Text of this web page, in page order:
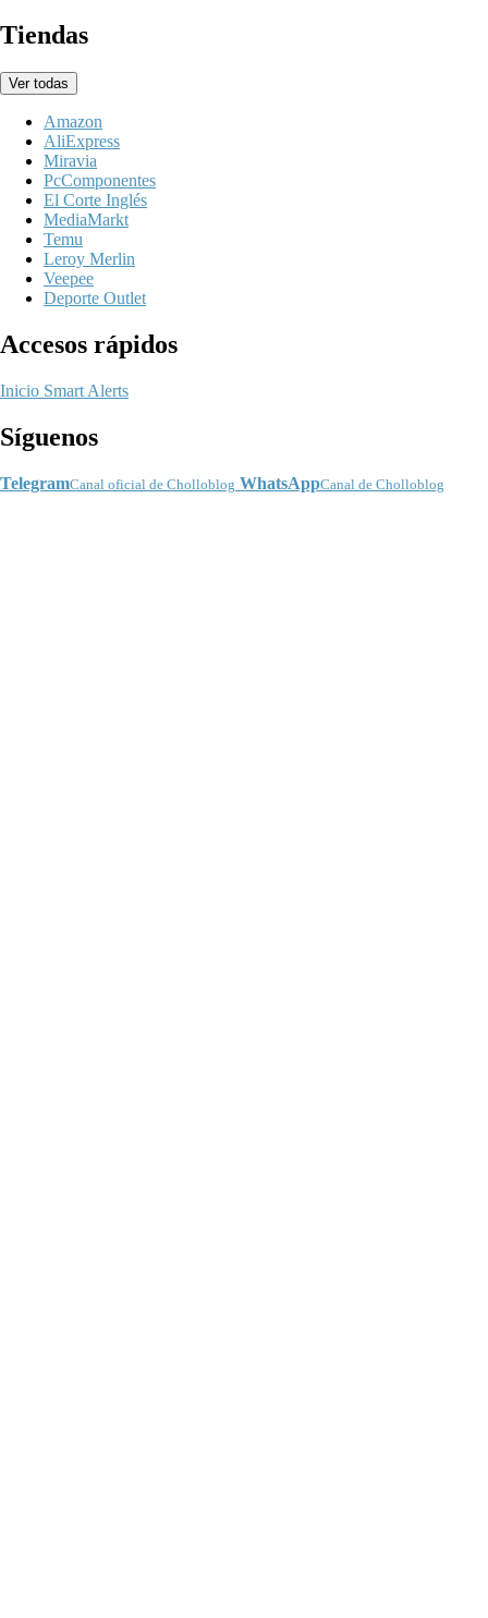
Tiendas
Ver todas
Amazon
AliExpress
Miravia
PcComponentes
El Corte Inglés
MediaMarkt
Temu
Leroy Merlin
Veepee
Deporte Outlet
Accesos rápidos
Inicio Smart Alerts
Síguenos
TelegramCanal oficial de Cholloblog WhatsAppCanal de Cholloblog